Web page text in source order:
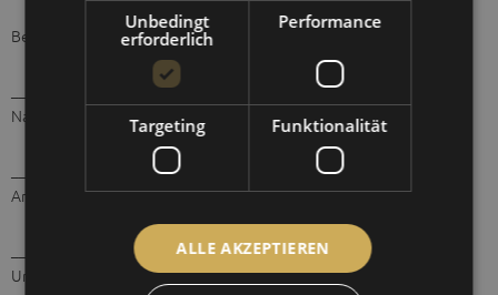
Bestellt am (*) ____________ / erhalten am (*) __________________
________________________________________________________
Name des/der Verbraucher(s)
________________________________________________________
Anschrift des/der Verbraucher(s)
________________________________________________________
Unterschrift des/der Verbraucher(s) (nur bei Mitteilung auf Papier)
Unbedingt
erforderlich
Performance
Targeting Funktionalität
ALLE AKZEPTIEREN